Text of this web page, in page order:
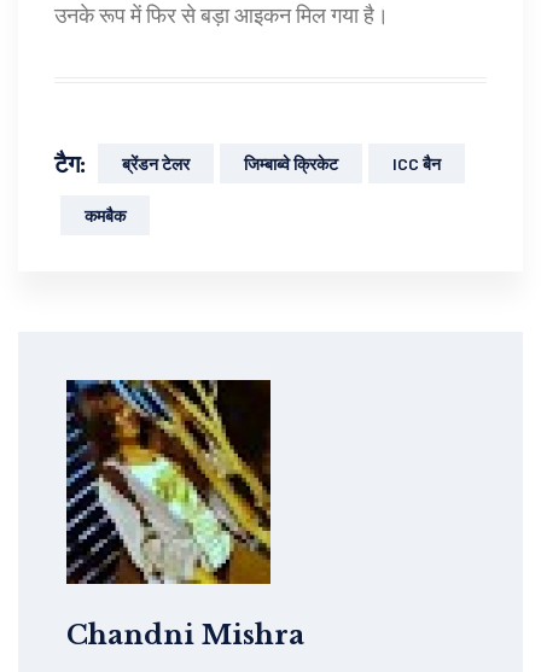
उनके रूप में फिर से बड़ा आइकन मिल गया है।
टैग: ब्रेंडन टेलर जिम्बाब्वे क्रिकेट ICC बैन
कमबैक
Chandni Mishra